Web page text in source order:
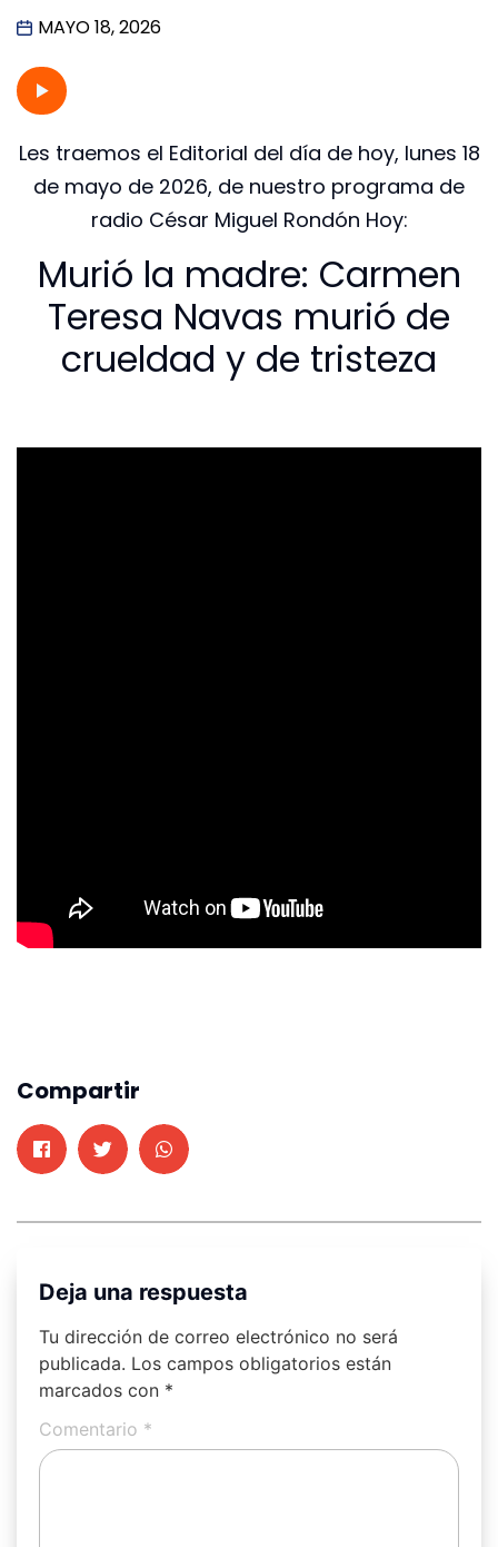
MAYO 18, 2026
Les traemos el Editorial del día de hoy, lunes 18
de mayo de 2026, de nuestro programa de
radio César Miguel Rondón Hoy:
Murió la madre: Carmen
Teresa Navas murió de
crueldad y de tristeza
Compartir
Deja una respuesta
Tu dirección de correo electrónico no será
publicada. Los campos obligatorios están
marcados con *
Comentario *